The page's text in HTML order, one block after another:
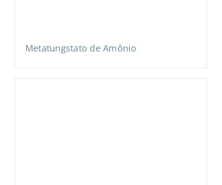
Metatungstato de Amônio